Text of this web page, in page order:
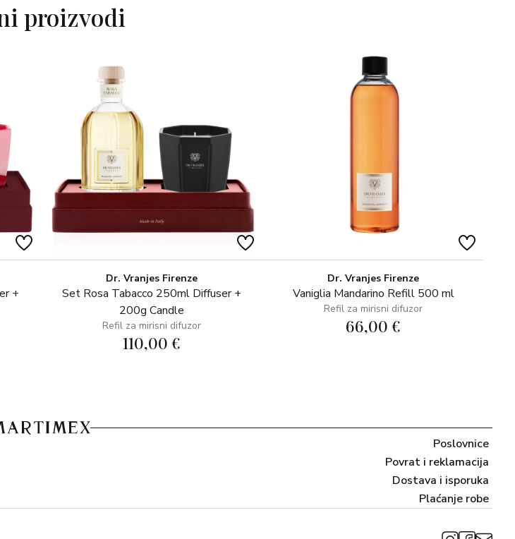
Svježa i ugodna priča u kojoj se gorka naranča i mandarina susreću s crvenim grožđem,
ružama, magnolijom, ljubičicom, cimetom i drvetom breze, kako bi dali život ukusnom
proizvodi
+
Dr. Vranjes Firenze
Set Rosa Tabacco 250ml Diffuser +
200g Candle
Refil za mirisni difuzor
110,00 €
Dr. Vranjes Firenze
Vaniglia Mandarino Refill 500 ml
Refil za mirisni difuzor
66,00 €
Poslovnice
Povrat i reklamacija
Dostava i isporuka
Plaćanje robe